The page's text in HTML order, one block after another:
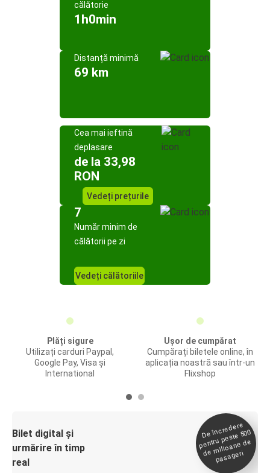
călătorie
1h0min
Distanță minimă
69 km
Cea mai ieftină
deplasare
de la 33,98
RON
Vedeți prețurile
7
Număr minim de
călătorii pe zi
Vedeți călătoriile
Plăți sigure
Utilizați carduri Paypal,
Google Pay, Visa și
International
Ușor de cumpărat
Cumpărați biletele online, în
aplicația noastră sau într-un
Flixshop
Bilet digital și
urmărire în timp
real
De încredere
pentru peste 500
de
milioane de
pasageri